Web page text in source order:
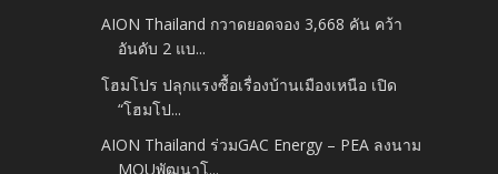
AION Thailand กวาดยอดจอง 3,668 คัน คว้า
อันดับ 2 แบ...
โฮมโปร ปลุกแรงซื้อเรื่องบ้านเมืองเหนือ เปิด
“โฮมโป...
AION Thailand ร่วมGAC Energy – PEA ลงนาม
MOUพัฒนาโ...